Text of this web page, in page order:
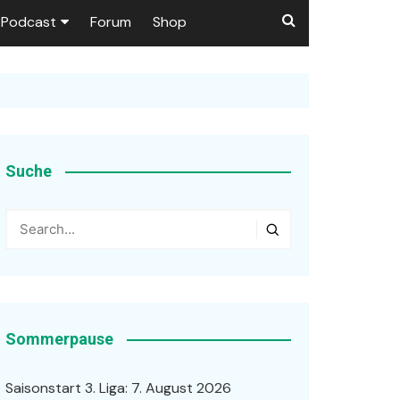
Podcast Forum Shop
Suche
Sommerpause
Saisonstart 3. Liga: 7. August 2026